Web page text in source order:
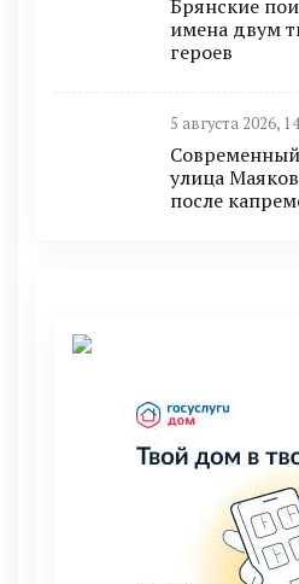
Брянские
имена двум
героев
5 августа 2026,
улица
после